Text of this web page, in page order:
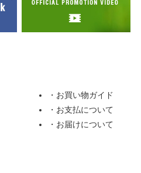
・お買い物ガイド
・お支払について
・お届けについて